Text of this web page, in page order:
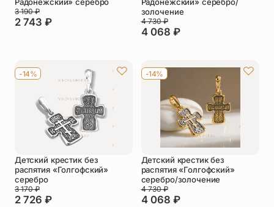
Радонежский» серебро
2 743 ₽
3 190₽
Радонежский» серебро/
золочение
4 068 ₽
4 730₽
-14%
Детский крестик без
распятия «Голгофский»
серебро
2 726 ₽
3 170₽
-14%
Детский крестик без
распятия «Голгофский»
серебро/золочение
4 068 ₽
4 730₽